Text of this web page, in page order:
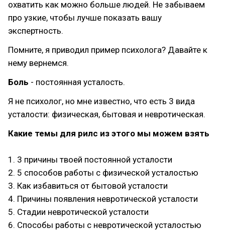
охватить как можно больше людей. Не забываем
про узкие, чтобы лучше показать вашу
экспертность.
Помните, я приводил пример психолога? Давайте к
нему вернемся.
Боль - постоянная усталость.
Я не психолог, но мне известно, что есть 3 вида
усталости: физическая, бытовая и невротическая.
Какие темы для рилс из этого мы можем взять
1. 3 причины твоей постоянной усталости
2. 5 способов работы с физической усталостью
3. Как избавиться от бытовой усталости
4. Причины появления невротической усталости
5. Стадии невротической усталости
6. Способы работы с невротической усталостью